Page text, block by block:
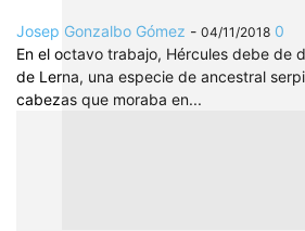
Josep Gonzalbo Gómez - 04/11/2018 0
En el octavo trabajo, Hércules debe de
de Lerna, una especie de ancestral
cabezas que moraba en...